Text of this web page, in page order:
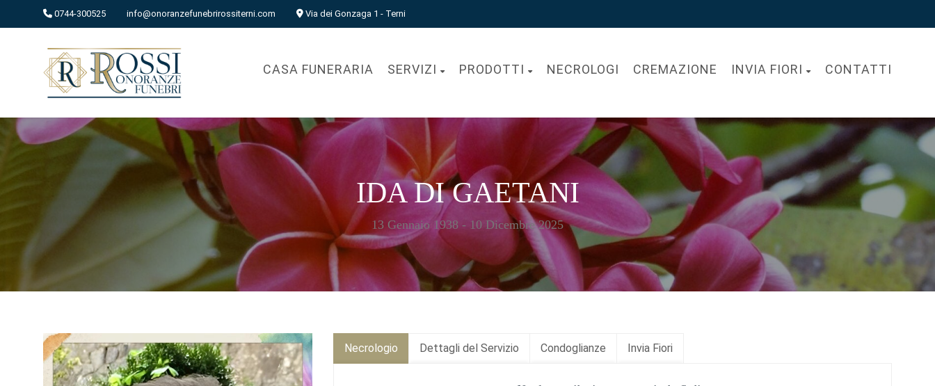
0744-300525 info@onoranzefunebrirossiterni.com Via dei Gonzaga 1 - Terni
CASA FUNERARIA SERVIZI PRODOTTI NECROLOGI CREMAZIONE INVIA FIORI CONTATTI
IDA DI GAETANI
13 Gennaio 1938 - 10 Dicembre 2025
Necrologio Dettagli del Servizio Condoglianze Invia Fiori